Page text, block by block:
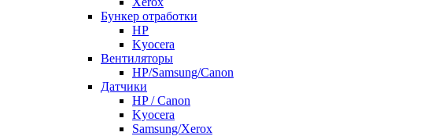
Бункер отработки
HP
Kyocera
Вентиляторы
HP/Samsung/Canon
Датчики
HP / Canon
Kyocera
Samsung/Xerox